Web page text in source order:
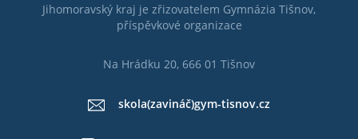
Jihomoravský kraj je zřizovatelem Gymnázia Tišnov,
příspěvkové organizace
Na Hrádku 20, 666 01 Tišnov
skola(zavináč)gym-tisnov.cz